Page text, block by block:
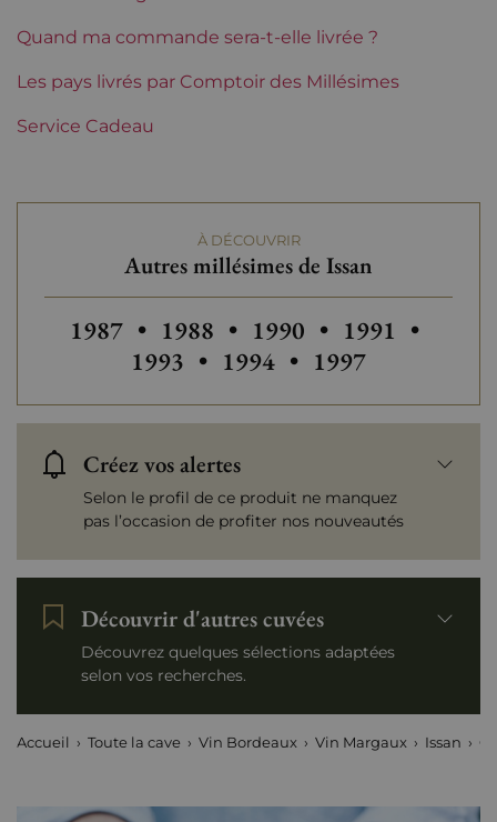
Région Bordeaux
Classement de 1855 3èmes Grands Crus Classés
Maturité
De 50 à 80 €
Quand ma commande sera-t-elle livrée ?
Les pays livrés par Comptoir des Millésimes
Service Cadeau
À DÉCOUVRIR
Autres millésimes de Issan
Autres millésimes de Issan
1987 • Autres millésimes de Issan
1988 • Autres millésimes de
1990 • Autres
1991 •
1993 • Autres millésimes de Issan
1994 • Autres millésimes
1997
Créez vos alertes
Selon le profil de ce produit ne manquez
pas l’occasion de profiter nos nouveautés
Découvrir d'autres cuvées
Découvrez quelques sélections adaptées
selon vos recherches.
Accueil Toute la cave Vin Bordeaux Vin Margaux Issan